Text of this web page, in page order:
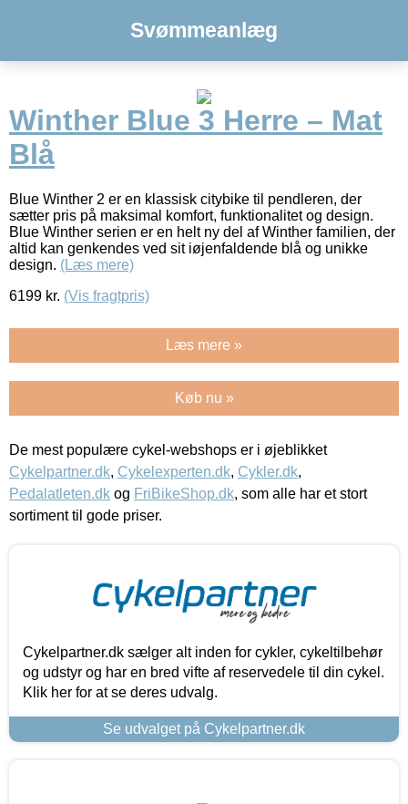
Svømmeanlæg
Winther Blue 3 Herre – Mat
Blå
Blue Winther 2 er en klassisk citybike til pendleren, der
sætter pris på maksimal komfort, funktionalitet og design.
Blue Winther serien er en helt ny del af Winther familien, der
altid kan genkendes ved sit iøjenfaldende blå og unikke
design. (Læs mere)
6199 kr. (Vis fragtpris)
Læs mere »
Køb nu »
De mest populære cykel-webshops er i øjeblikket
Cykelpartner.dk, Cykelexperten.dk, Cykler.dk,
Pedalatleten.dk og FriBikeShop.dk, som alle har et stort
sortiment til gode priser.
Cykelpartner.dk sælger alt inden for cykler, cykeltilbehør
og udstyr og har en bred vifte af reservedele til din cykel.
Klik her for at se deres udvalg.
Se udvalget på Cykelpartner.dk